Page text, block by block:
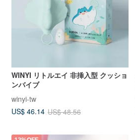
WINYI リトルエイ 非挿入型 クッショ
ンバイブ
winyi-tw
US$ 46.14 US$ 48.56